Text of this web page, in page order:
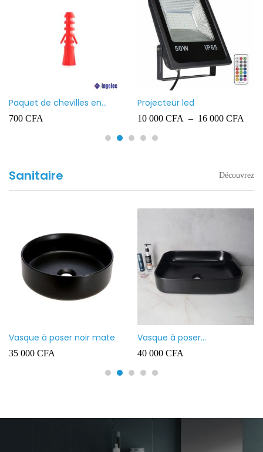
Paquet de chevilles en
plastique Ingelec – 8
700 CFA
Projecteur led
10 000 CFA – 16 000 CFA
Sanitaire Découvrez
Vasque à poser noir mate
35 000 CFA
Vasque à poser
rectangulaire noir mate
40 000 CFA